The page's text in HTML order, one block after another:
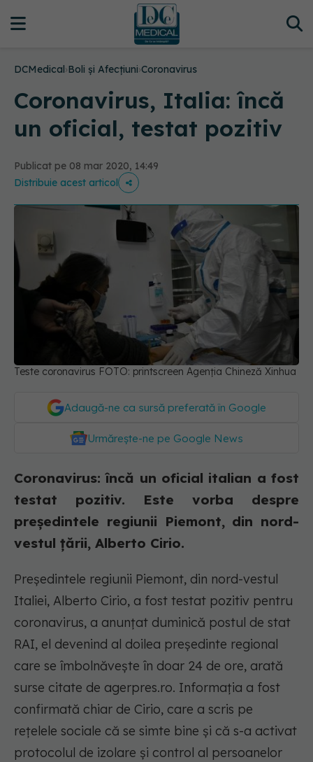
DCMedical›Boli și Afecțiuni›Coronavirus
Coronavirus, Italia: încă
un oficial, testat pozitiv
Publicat pe 08 mar 2020, 14:49
Distribuie acest articol
Teste coronavirus FOTO: printscreen Agenția Chineză Xinhua
Adaugă-ne ca sursă preferată în Google
Urmărește-ne pe Google News
Coronavirus: încă un oficial italian a fost
testat pozitiv. Este vorba despre
președintele regiunii Piemont, din nord-
vestul țării, Alberto Cirio.
Preşedintele regiunii Piemont, din nord-vestul
Italiei, Alberto Cirio, a fost testat pozitiv pentru
coronavirus, a anunţat duminică postul de stat
RAI, el devenind al doilea preşedinte regional
care se îmbolnăveşte în doar 24 de ore, arată
surse citate de agerpres.ro. Informaţia a fost
confirmată chiar de Cirio, care a scris pe
reţelele sociale că se simte bine şi că s-a activat
protocolul de izolare şi control al persoanelor